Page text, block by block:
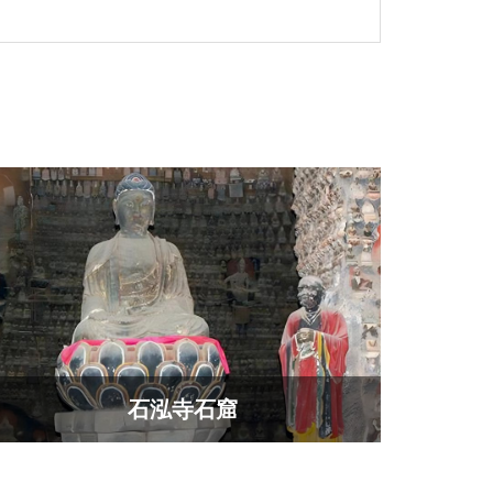
石泓寺石窟